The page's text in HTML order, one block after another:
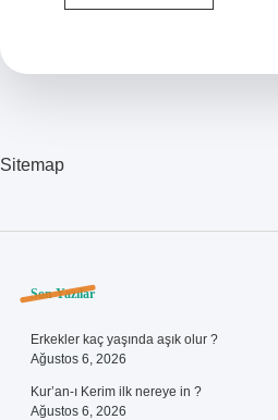
Cloud
Sitemap
Sidebar
Son Yazılar
Erkekler kaç yaşında aşık olur ?
Ağustos 6, 2026
Kur’an-ı Kerim ilk nereye in ?
Ağustos 6, 2026